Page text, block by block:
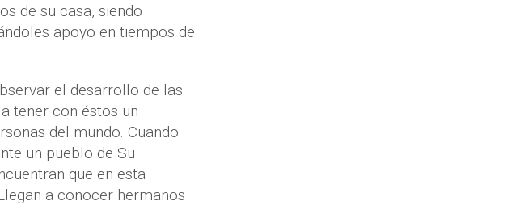
de su casa, siendo
apoyo en tiempos de
el desarrollo de las
tener con éstos un
del mundo. Cuando
un pueblo de Su
que en esta
a conocer hermanos